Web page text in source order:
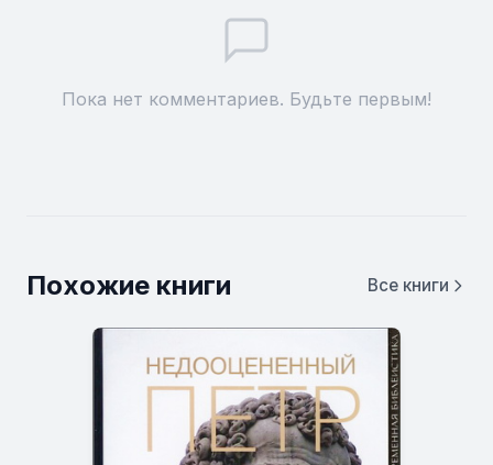
Пока нет комментариев. Будьте первым!
Похожие книги Все книги